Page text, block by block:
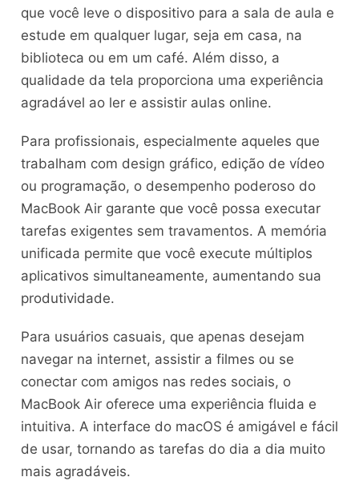
que você leve o dispositivo para a sala de aula e
estude em qualquer lugar, seja em casa, na
biblioteca ou em um café. Além disso, a
qualidade da tela proporciona uma experiência
agradável ao ler e assistir aulas online.
Para profissionais, especialmente aqueles que
trabalham com design gráfico, edição de vídeo
ou programação, o desempenho poderoso do
MacBook Air garante que você possa executar
tarefas exigentes sem travamentos. A memória
unificada permite que você execute múltiplos
aplicativos simultaneamente, aumentando sua
produtividade.
Para usuários casuais, que apenas desejam
navegar na internet, assistir a filmes ou se
conectar com amigos nas redes sociais, o
MacBook Air oferece uma experiência fluida e
intuitiva. A interface do macOS é amigável e fácil
de usar, tornando as tarefas do dia a dia muito
mais agradáveis.